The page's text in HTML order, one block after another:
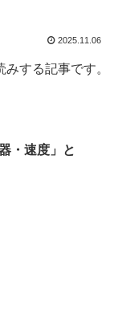
2025.11.06
する記事です。
・速度」と